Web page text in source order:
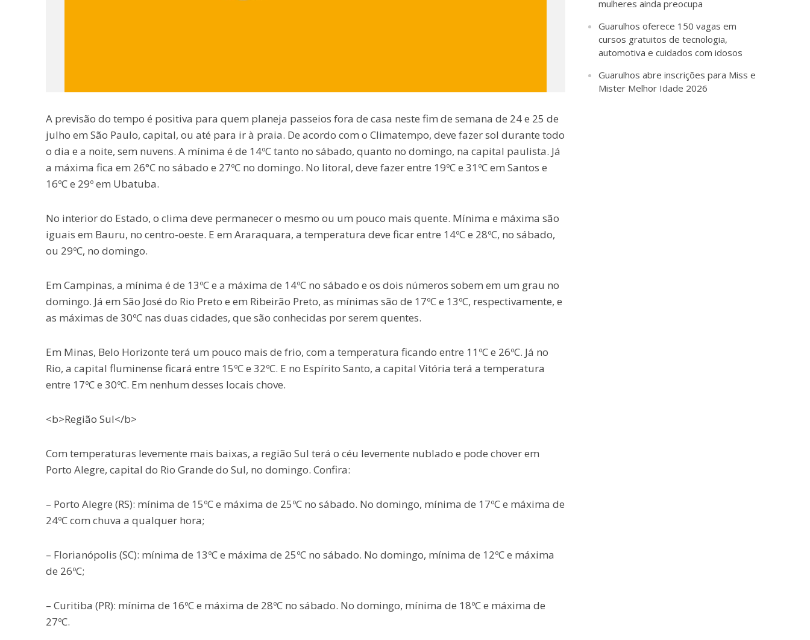
A previsão do tempo é positiva para quem planeja passeios fora de casa neste fim de semana de 24 e 25 de
julho em São Paulo, capital, ou até para ir à praia. De acordo com o Climatempo, deve fazer sol durante todo
o dia e a noite, sem nuvens. A mínima é de 14ºC tanto no sábado, quanto no domingo, na capital paulista. Já
a máxima fica em 26°C no sábado e 27ºC no domingo. No litoral, deve fazer entre 19ºC e 31ºC em Santos e
16ºC e 29º em Ubatuba.
No interior do Estado, o clima deve permanecer o mesmo ou um pouco mais quente. Mínima e máxima são
iguais em Bauru, no centro-oeste. E em Araraquara, a temperatura deve ficar entre 14ºC e 28ºC, no sábado,
ou 29ºC, no domingo.
Em Campinas, a mínima é de 13ºC e a máxima de 14ºC no sábado e os dois números sobem em um grau no
domingo. Já em São José do Rio Preto e em Ribeirão Preto, as mínimas são de 17ºC e 13ºC, respectivamente, e
as máximas de 30ºC nas duas cidades, que são conhecidas por serem quentes.
Em Minas, Belo Horizonte terá um pouco mais de frio, com a temperatura ficando entre 11ºC e 26ºC. Já no
Rio, a capital fluminense ficará entre 15ºC e 32ºC. E no Espírito Santo, a capital Vitória terá a temperatura
entre 17ºC e 30ºC. Em nenhum desses locais chove.
<b>Região Sul</b>
Com temperaturas levemente mais baixas, a região Sul terá o céu levemente nublado e pode chover em
Porto Alegre, capital do Rio Grande do Sul, no domingo. Confira:
– Porto Alegre (RS): mínima de 15ºC e máxima de 25ºC no sábado. No domingo, mínima de 17ºC e máxima de
24ºC com chuva a qualquer hora;
– Florianópolis (SC): mínima de 13ºC e máxima de 25ºC no sábado. No domingo, mínima de 12ºC e máxima
de 26ºC;
– Curitiba (PR): mínima de 16ºC e máxima de 28ºC no sábado. No domingo, mínima de 18ºC e máxima de
27ºC.
mulheres ainda preocupa
Guarulhos oferece 150 vagas em
cursos gratuitos de tecnologia,
automotiva e cuidados com idosos
Guarulhos abre inscrições para Miss e
Mister Melhor Idade 2026